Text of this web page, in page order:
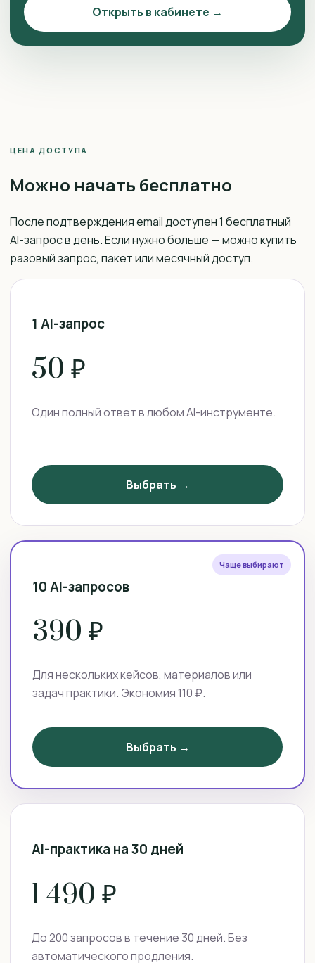
Открыть в кабинете →
ЦЕНА ДОСТУПА
Можно начать бесплатно
После подтверждения email доступен 1 бесплатный
AI-запрос в день. Если нужно больше — можно купить
разовый запрос, пакет или месячный доступ.
1 AI-запрос
50 ₽
Один полный ответ в любом AI-инструменте.
Выбрать →
Чаще выбирают
10 AI-запросов
390 ₽
Для нескольких кейсов, материалов или
задач практики. Экономия 110 ₽.
Выбрать →
AI-практика на 30 дней
1 490 ₽
До 200 запросов в течение 30 дней. Без
автоматического продления.